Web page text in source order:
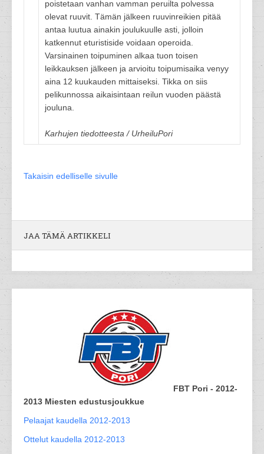
poistetaan vanhan vamman peruilta polvessa
olevat ruuvit. Tämän jälkeen ruuvinreikien pitää
antaa luutua ainakin joulukuulle asti, jolloin
katkennut eturistiside voidaan operoida.
Varsinainen toipuminen alkaa tuon toisen
leikkauksen jälkeen ja arvioitu toipumisaika venyy
aina 12 kuukauden mittaiseksi. Tikka on siis
pelikunnossa aikaisintaan reilun vuoden päästä
jouluna.
Karhujen tiedotteesta / UrheiluPori
Takaisin edelliselle sivulle
JAA TÄMÄ ARTIKKELI
FBT Pori - 2012-
2013 Miesten edustusjoukkue
Pelaajat kaudella 2012-2013
Ottelut kaudella 2012-2013